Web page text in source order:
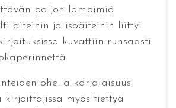
paljon lämpimiä
äiteihin ja isoäiteihin liittyi
kuvattiin runsaasti
ohella karjalaisuus
kirjoittajissa myös tiettyä